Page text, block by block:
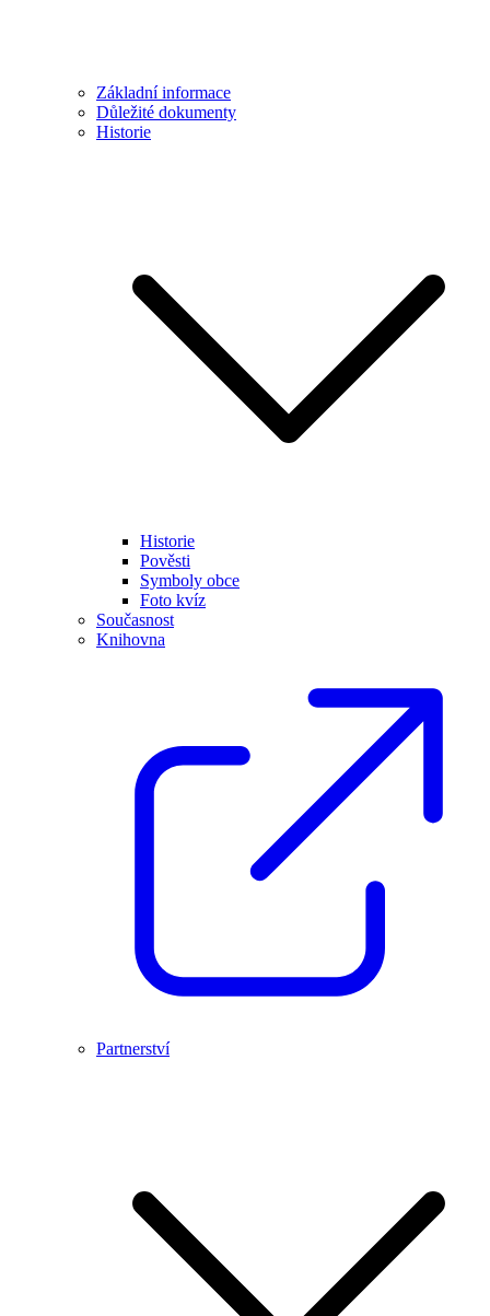
Základní informace
Důležité dokumenty
Historie
Historie
Pověsti
Symboly obce
Foto kvíz
Současnost
Knihovna
Partnerství